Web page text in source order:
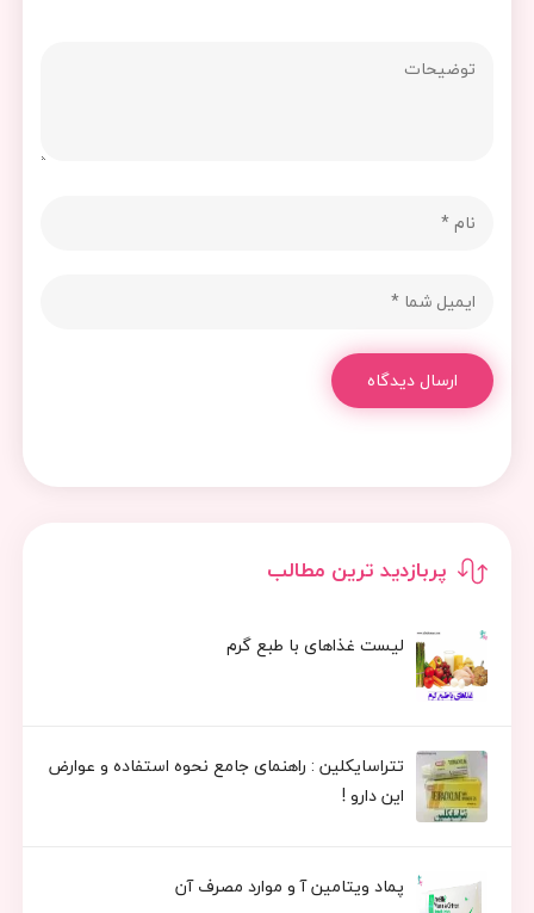
پربازدید ترین مطالب
لیست غذاهای با طبع گرم
تتراسایکلین : راهنمای جامع نحوه استفاده و عوارض
این دارو !
پماد ویتامین آ و موارد مصرف آن
ارسال دیدگاه